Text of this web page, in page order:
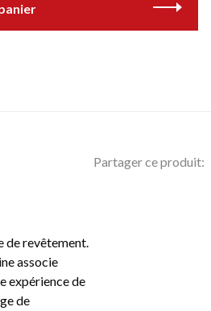
Partager ce produit:
de revêtement.
associe
expérience de
de